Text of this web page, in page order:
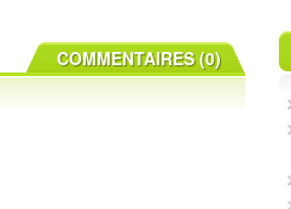
COMMENTAIRES (0)